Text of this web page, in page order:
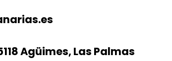
Agüimes, Las Palmas